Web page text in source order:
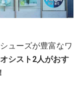
ューズが豊富なワ
シスト2人がおす